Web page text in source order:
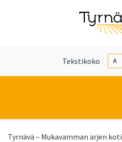
Tekstikoko A
Tyrnävä – Mukavamman arjen